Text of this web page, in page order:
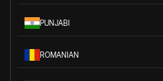
PUNJABI
ROMANIAN